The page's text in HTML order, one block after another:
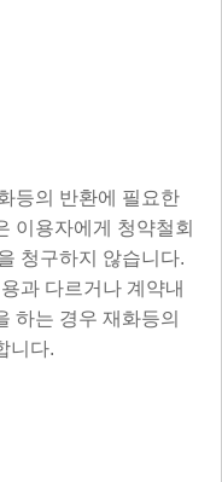
등의 반환에 필요한
이용자에게 청약철회
청구하지 않습니다.
과 다르거나 계약내
하는 경우 재화등의
니다.